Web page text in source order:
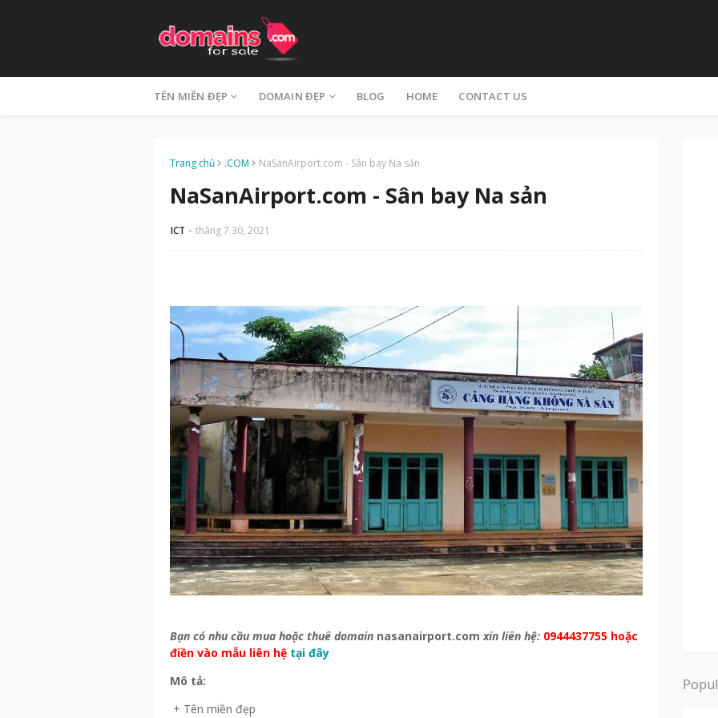
TÊN MIỀN ĐẸP DOMAIN ĐẸP BLOG HOME CONTACT US
Trang chủ .COM NaSanAirport.com - Sân bay Na sản
NaSanAirport.com - Sân bay Na sản
ICT tháng 7 30, 2021
Bạn có nhu cầu mua hoặc thuê domain nasanairport.com xin liên hệ: 0944437755 hoặc
điền vào mẫu liên hệ tại đây
Mô tả:
+ Tên miền đẹp